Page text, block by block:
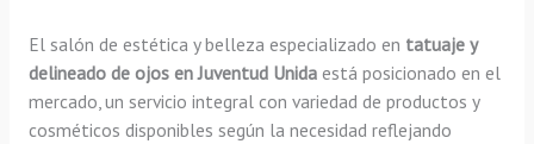
El salón de estética y belleza especializado en tatuaje y
delineado de ojos en Juventud Unidaestá posicionado en el
mercado, un servicio integral con variedad de productos y
cosméticos disponibles según la necesidad reflejando